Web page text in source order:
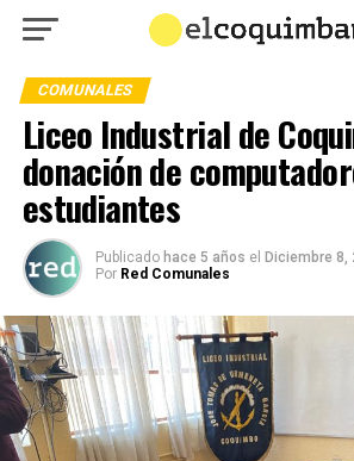
COMUNALES
Liceo Industrial de
donación de
estudiantes
Publicado hace 5 años el Diciembre 8,
Por Red Comunales